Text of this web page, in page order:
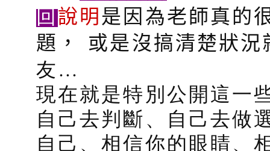
回說明是因為老師真的
題，
或是沒搞清楚狀況
友…
現在就是特別公開這一
自己去判斷、自己去做
自己、相信你的眼睛、